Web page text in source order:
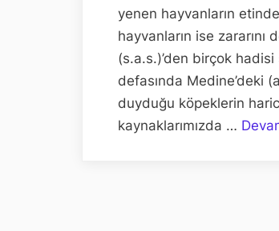
yenen hayvanların
hayvanların ise
(s.a.s.)’den birçok
defasında Medine’deki
duyduğu köpeklerin
kaynaklarımızda …